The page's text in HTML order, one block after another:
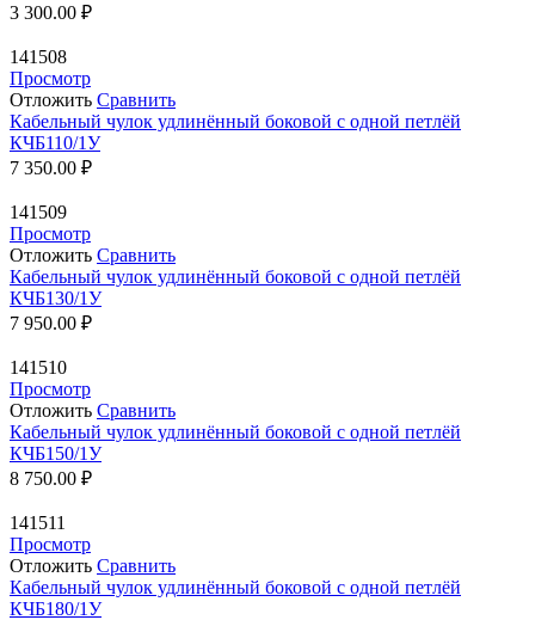
3 300.00 ₽
141508
Просмотр
Отложить Сравнить
Кабельный чулок удлинённый боковой с одной петлёй
КЧБ110/1У
7 350.00 ₽
141509
Просмотр
Отложить Сравнить
Кабельный чулок удлинённый боковой с одной петлёй
КЧБ130/1У
7 950.00 ₽
141510
Просмотр
Отложить Сравнить
Кабельный чулок удлинённый боковой с одной петлёй
КЧБ150/1У
8 750.00 ₽
141511
Просмотр
Отложить Сравнить
Кабельный чулок удлинённый боковой с одной петлёй
КЧБ180/1У